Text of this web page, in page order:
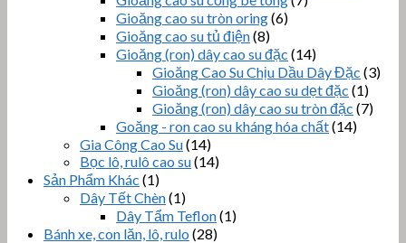
Gioăng cao su tròn oring(6)
Gioăng cao su tủ điện(8)
Gioăng (ron) dây cao su đặc (14)
Gioăng Cao Su Chịu Dầu Dây Đặc (3)
Gioăng (ron) dây cao su dẹt đặc (1)
Gioăng (ron) dây cao su tròn đặc (7)
Goăng - ron cao su kháng hóa chất(14)
Gia Công Cao Su(14)
Bọc lô, rulô cao su(14)
Sản Phẩm Khác (1)
Dây Tết Chèn(1)
Dây Tẩm Teflon(1)
Bánh xe, con lăn, lô, rulo (28)